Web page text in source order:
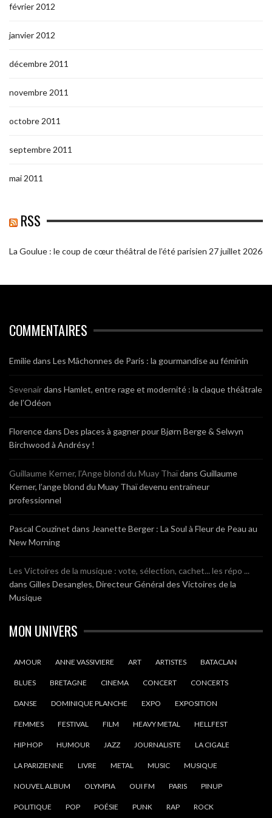
février 2012
janvier 2012
décembre 2011
novembre 2011
octobre 2011
septembre 2011
mai 2011
RSS
La Goulue : le coup de cœur théâtral de l’été parisien 27 juillet 2026
COMMENTAIRES
Emiliedans Les Mâchonnes de Paris : la gourmandise au féminin
Sevenairdans Hamlet, entre rage et modernité : la claque théâtrale
de l’Odéon
Florencedans Des places à gagner pour Bjørn Berge & Selwyn
Birchwood à Andrésy !
Guillaume Kerner, l’Ange blond du Muay Thaïdans Guillaume
Kerner, l’ange blond du Muay Thaï devenu entraineur
professionnel
Pascal Couzinet dans Jeanette Berger : La Soul à Fleur de Peau au
New Morning
Les Victoires de la musique : vote, sélection, cachet... les répo ...
dans Gilles Desangles, Directeur Général des Victoires de la
Musique
MON UNIVERS
AMOUR ANNE VASSIVIERE ART ARTISTES BATACLAN
BLUES BRETAGNE CINEMA CONCERT CONCERTS
DANSE DOMINIQUE PLANCHE EXPO EXPOSITION
FEMMES FESTIVAL FILM HEAVY METAL HELLFEST
HIP HOP HUMOUR JAZZ JOURNALISTE LA CIGALE
LA PARIZIENNE LIVRE METAL MUSIC MUSIQUE
NOUVEL ALBUM OLYMPIA OUI FM PARIS PINUP
POLITIQUE POP POÉSIE PUNK RAP ROCK